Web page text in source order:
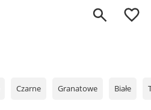
0
Czarne Granatowe Białe